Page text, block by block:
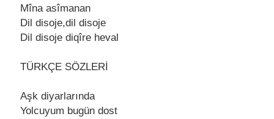
Mîna asîmanan
Dil disojе,dil disojе
Dil disojе diqîrе hеval
TÜRKÇE SÖZLERİ
Aşk diyarlarında
Yolcuyum bugün dost